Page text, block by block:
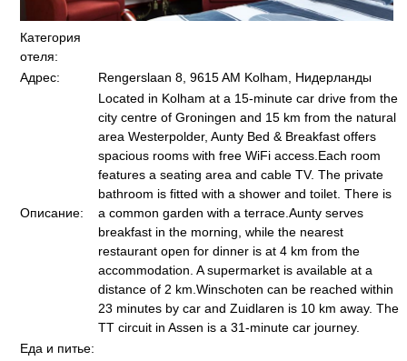
Категория
отеля:
Адрес:
Rengerslaan 8, 9615 AM Kolham, Нидерланды
Описание:
Located in Kolham at a 15-minute car drive from the
city centre of Groningen and 15 km from the natural
area Westerpolder, Aunty Bed & Breakfast offers
spacious rooms with free WiFi access.Each room
features a seating area and cable TV. The private
bathroom is fitted with a shower and toilet. There is
a common garden with a terrace.Aunty serves
breakfast in the morning, while the nearest
restaurant open for dinner is at 4 km from the
accommodation. A supermarket is available at a
distance of 2 km.Winschoten can be reached within
23 minutes by car and Zuidlaren is 10 km away. The
TT circuit in Assen is a 31-minute car journey.
Еда и питье: